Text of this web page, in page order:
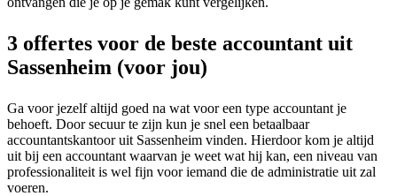
3 offertes voor de beste accountant uit
Sassenheim (voor jou)
Ga voor jezelf altijd goed na wat voor een type accountant je
behoeft. Door secuur te zijn kun je snel een betaalbaar
accountantskantoor uit Sassenheim vinden. Hierdoor kom je altijd
uit bij een accountant waarvan je weet wat hij kan, een niveau van
professionaliteit is wel fijn voor iemand die de administratie uit zal
voeren.